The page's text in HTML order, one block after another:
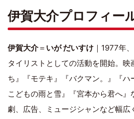
伊賀大介プロフィー
伊賀大介＝ いが だいすけ ｜1977年
タイリストとしての活動を開始。映
ち』『モテキ』『バクマン。』『ハ
こどもの雨と雪』『宮本から君へ
劇、広告、ミュージシャンなど幅